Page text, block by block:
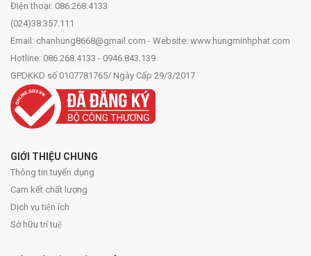
Điện thoại: 086.268.4133
(024)38.357.111
Email: chanhung8668@gmail.com - Website: www.hungminhphat.com
Hotline: 086.268.4133 - 0946.843.139
GPDKKD số 0107781765/ Ngày Cấp 29/3/2017
GIỚI THIỆU CHUNG
Thông tin tuyển dụng
Cam kết chất lượng
Dịch vụ tiện ích
Sở hữu trí tuệ